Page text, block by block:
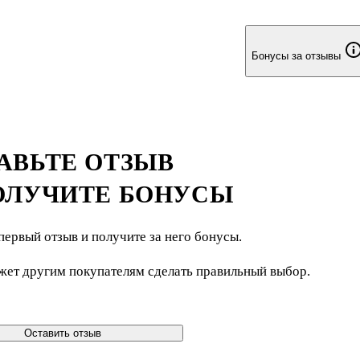
Бонусы за отзывы
ОТЗЫВ
БОНУСЫ
отзыв и получите за него бонусы.
другим покупателям сделать правильный выбор.
Оставить отзыв